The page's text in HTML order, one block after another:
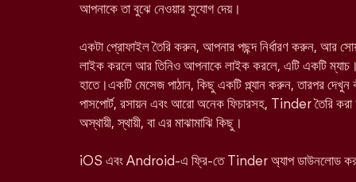
আপনাকে তা বুঝে নেওয়ার সুযোগ দেয়।
একটা প্রোফাইল তৈরি করুন, আপনার পছন্দ নির্ধারণ করুন, আর
লাইক করলে আর তিনিও আপনাকে লাইক করলে, এটি একটি
হাতে।একটি মেসেজ পাঠান, কিছু একটি প্ল্যান করুন, তারপর
পাসপোর্ট, রসায়ন এবং আরো অনেক ফিচারসহ, Tinder তৈরি
অস্থায়ী, স্থায়ী, বা এর মাঝামাঝি কিছু।
iOS এবং Android-এ ফ্রি-তে Tinder অ্যাপ ডাউনলোড